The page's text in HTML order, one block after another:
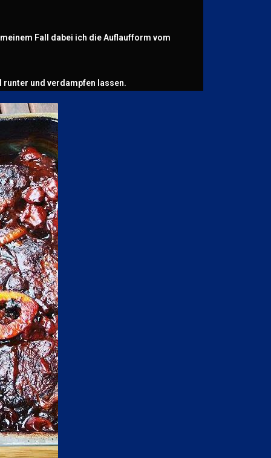
Fall dabei ich die Auflaufform vom
runter und verdampfen lassen.